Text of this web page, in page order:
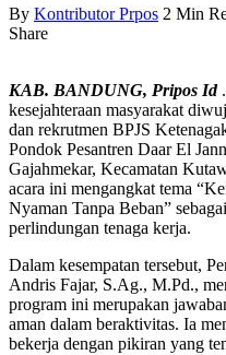
By Kontributor Prpos 2 Min
Share
KAB. BANDUNG, Pripos Id.
kesejahteraan masyarakat
dan rekrutmen BPJS
Pondok Pesantren Daar El
Gajahmekar, Kecamatan
acara ini mengangkat tema
Nyaman Tanpa Beban”
perlindungan tenaga kerja.
Dalam kesempatan tersebut,
Andris Fajar, S.Ag., M.Pd.,
program ini merupakan
aman dalam beraktivitas. Ia
bekerja dengan pikiran yang